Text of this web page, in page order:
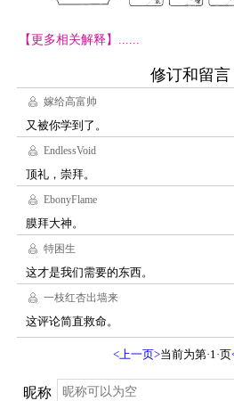
【更多相关解释】......